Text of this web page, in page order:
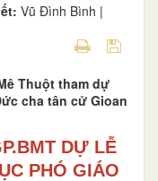
Vũ Đình Bình |
Thuột tham dự
cha tân cử Gioan
DỰ LỄ
PHÓ GIÁO